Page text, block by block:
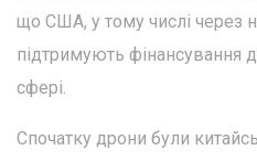
що США, у тому числі через
підтримують фінансування
сфері.
Спочатку дрони були